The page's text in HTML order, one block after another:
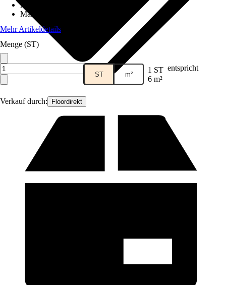
Verkauf durch: Floordirekt
Material
Maße (BxL)
Mehr Artikeldetails
Menge (ST)
ST m² 1 ST entspricht
6 m²